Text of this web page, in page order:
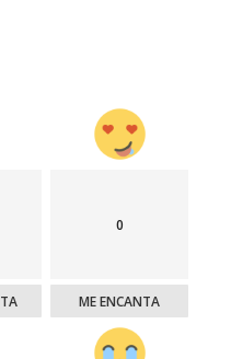
0
ME ENCANTA